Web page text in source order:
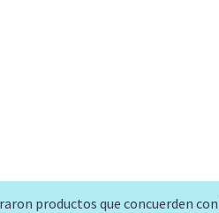
productos que concuerden